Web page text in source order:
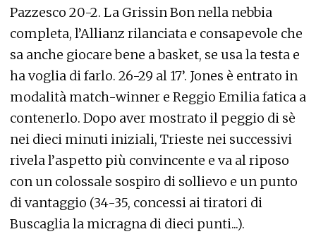
Pazzesco 20-2. La Grissin Bon nella nebbia
completa, l’Allianz rilanciata e consapevole che
sa anche giocare bene a basket, se usa la testa e
ha voglia di farlo. 26-29 al 17’. Jones è entrato in
modalità match-winner e Reggio Emilia fatica a
contenerlo. Dopo aver mostrato il peggio di sè
nei dieci minuti iniziali, Trieste nei successivi
rivela l’aspetto più convincente e va al riposo
con un colossale sospiro di sollievo e un punto
di vantaggio (34-35, concessi ai tiratori di
Buscaglia la micragna di dieci punti...).